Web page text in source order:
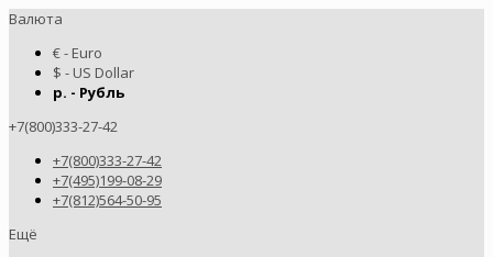
Валюта
€ - Euro
$ - US Dollar
р. - Рубль
+7(800)333-27-42
+7(800)333-27-42
+7(495)199-08-29
+7(812)564-50-95
Ещё